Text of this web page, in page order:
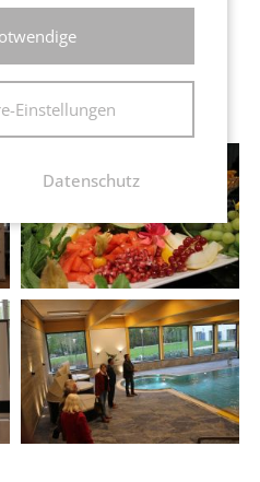
sich die Besucher
»
Einstellungen
Datenschutz